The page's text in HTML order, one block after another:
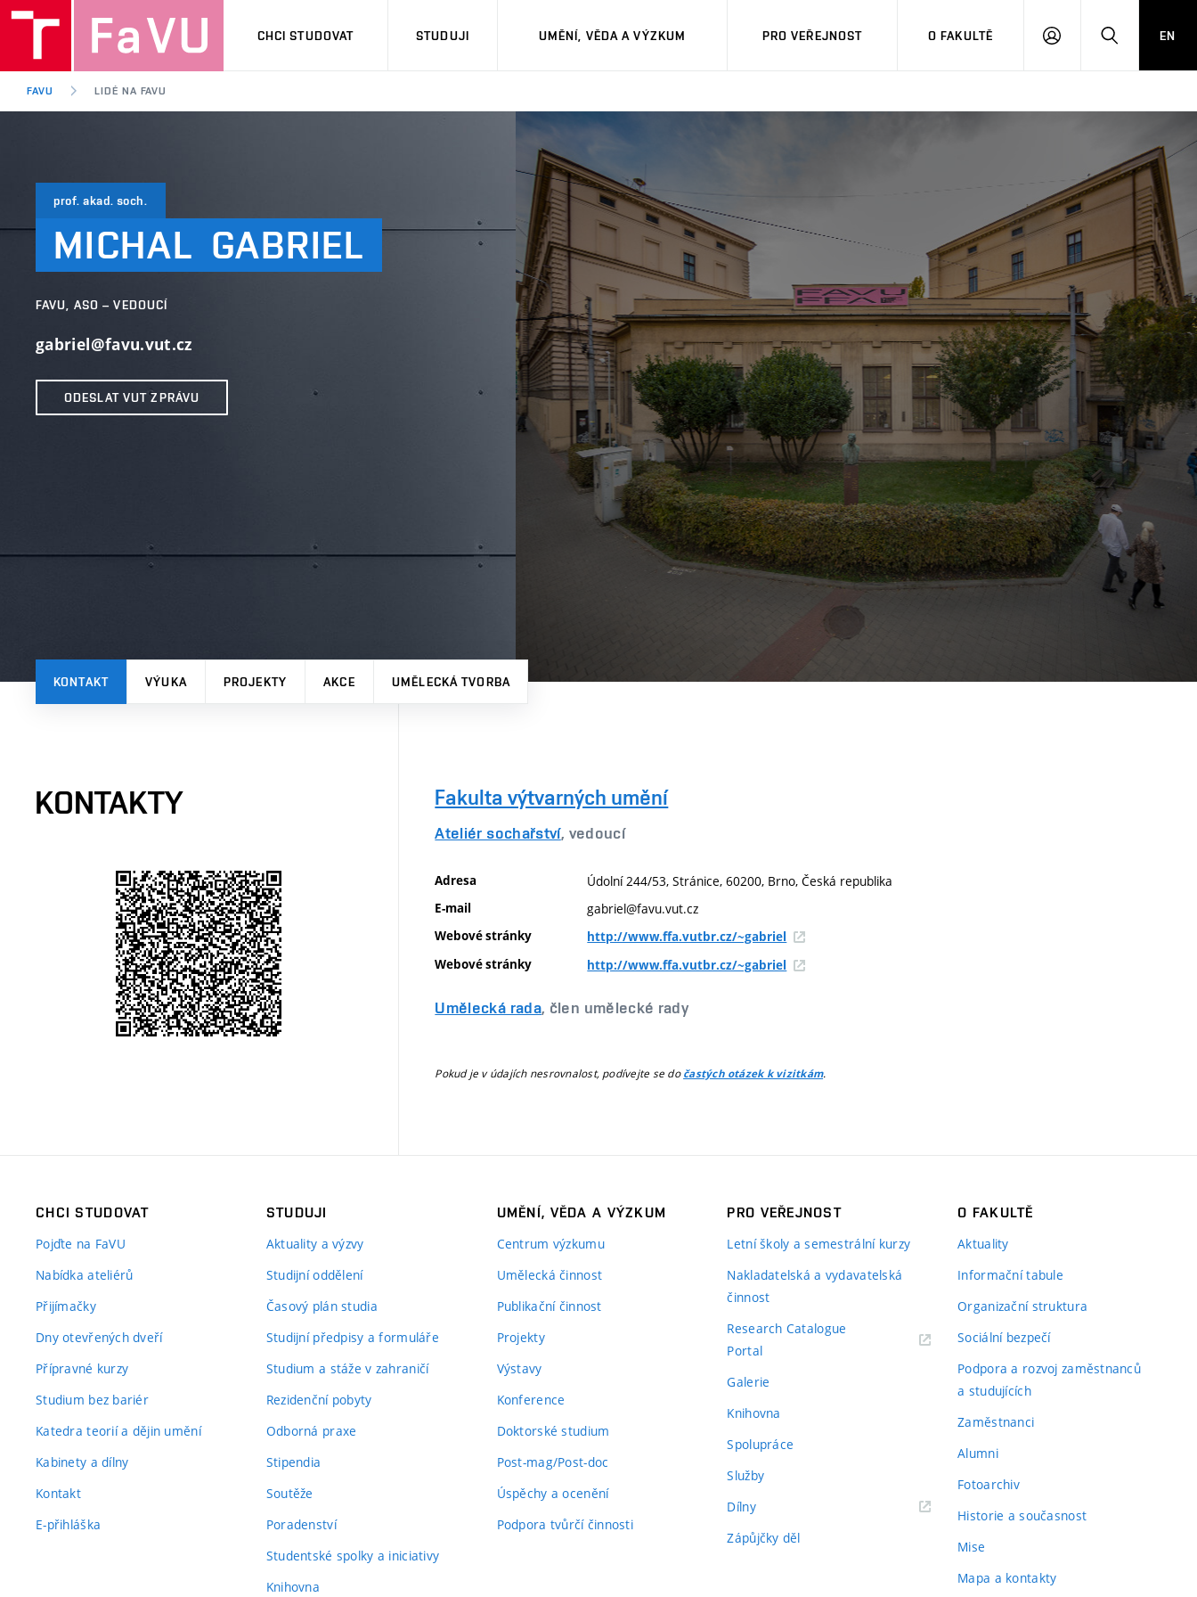
CHCI STUDOVAT STUDUJI UMĚNÍ, VĚDA A VÝZKUM PRO VEŘEJNOST O FAKULTĚ
PŘIHLÁSITHLEDAT
EN
FAVU LIDÉ NA FAVU
prof. akad. soch.
MICHAL GABRIEL
FAVU, ASO – VEDOUCÍ
gabriel@favu.vut.cz
ODESLAT VUT ZPRÁVU
KONTAKT VÝUKA PROJEKTY AKCE UMĚLECKÁ TVORBA
KONTAKTY Fakulta výtvarných umění
Ateliér sochařství, vedoucí
Adresa Údolní 244/53, Stránice, 60200, Brno, Česká republika
E-mail gabriel@favu.vut.cz
Webové stránky
http://www.ffa.vutbr.cz/~gabriel
Webové stránky
http://www.ffa.vutbr.cz/~gabriel
Umělecká rada, člen umělecké rady
Pokud je v údajích nesrovnalost, podívejte se dočastých otázek k vizitkám.
CHCI STUDOVAT
Pojďte na FaVU
Nabídka ateliérů
Přijímačky
Dny otevřených dveří
Přípravné kurzy
Studium bez bariér
Katedra teorií a dějin umění
Kabinety a dílny
Kontakt
E-přihláška
STUDUJI
Aktuality a výzvy
Studijní oddělení
Časový plán studia
Studijní předpisy a formuláře
Studium a stáže v zahraničí
Rezidenční pobyty
Odborná praxe
Stipendia
Soutěže
Poradenství
Studentské spolky a iniciativy
Knihovna
UMĚNÍ, VĚDA A VÝZKUM
Centrum výzkumu
Umělecká činnost
Publikační činnost
Projekty
Výstavy
Konference
Doktorské studium
Post-mag/Post-doc
Úspěchy a ocenění
Podpora tvůrčí činnosti
PRO VEŘEJNOST
Letní školy a semestrální kurzy
Nakladatelská a vydavatelská
činnost
Research Catalogue
Portal
Galerie
Knihovna
Spolupráce
Služby
Dílny
Zápůjčky děl
O FAKULTĚ
Aktuality
Informační tabule
Organizační struktura
Sociální bezpečí
Podpora a rozvoj zaměstnanců
a studujících
Zaměstnanci
Alumni
Fotoarchiv
Historie a současnost
Mise
Mapa a kontakty